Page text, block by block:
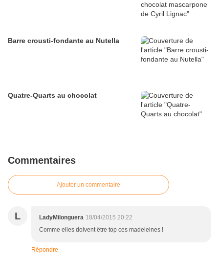
Barre crousti-fondante au Nutella
Quatre-Quarts au chocolat
Commentaires
Ajouter un commentaire
L LadyMilonguera 18/04/2015 20:22
Comme elles doivent être top ces madeleines !
Répondre